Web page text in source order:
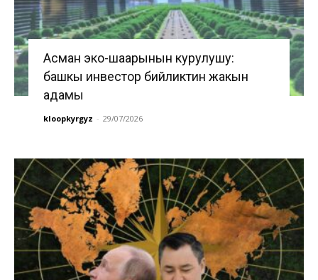
Асман эко-шаарынын курулушу:
башкы инвестор бийликтин жакын
адамы
kloopkyrgyz - 29/07/2026